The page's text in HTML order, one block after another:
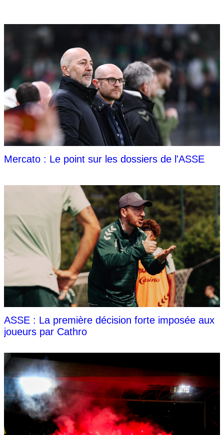
Mercato : Le point sur les dossiers de l'ASSE
ASSE : La première décision forte imposée aux
joueurs par Cathro